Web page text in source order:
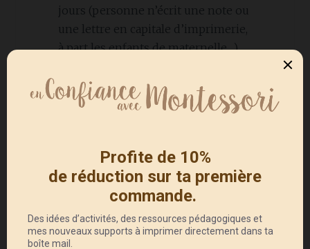
jours (personne n’écrit une note ou
une lettre en capitale d’imprimerie,
à part les enfants de maternelle…).
Lorsque l’enfant commence à faire
des dessins plus précis avec les
s’agit de petites planchettes sur
lesquelles sont collées les lettres
cursives découpées dans du papier
de verre.